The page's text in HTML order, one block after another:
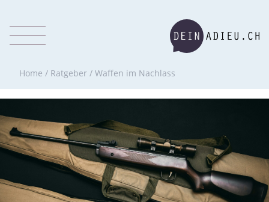
Home / Ratgeber / Waffen im Nachlass